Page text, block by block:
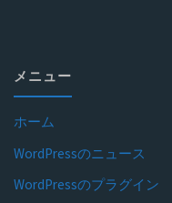
メニュー
ホーム
WordPressのニュース
WordPressのプラグイン